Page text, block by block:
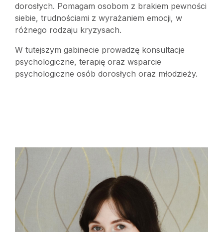
dorosłych. Pomagam osobom z brakiem pewności
siebie, trudnościami z wyrażaniem emocji, w
różnego rodzaju kryzysach.
W tutejszym gabinecie prowadzę konsultacje
psychologiczne, terapię oraz wsparcie
psychologiczne osób dorosłych oraz młodzieży.